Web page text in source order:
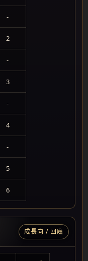
-
2
-
3
-
4
-
5
6
成長向 / 回魔